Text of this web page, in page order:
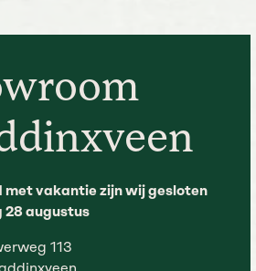
met vakantie zijn wij gesloten
augustus
113